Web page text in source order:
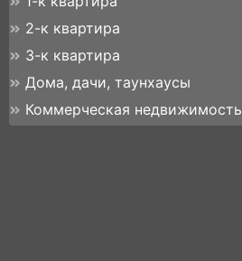
2-к квартира
3-к квартира
Дома, дачи, таунхаусы
Коммерческая недвижимость